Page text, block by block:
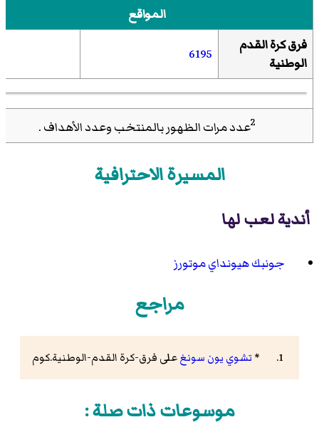
المواقع
فرق كرة القدم
الوطنية
6195
2عدد مرات الظهور بالمنتخب وعدد الأهداف .
المسيرة الاحترافية
أندية لعب لها
جونبك هيونداي موتورز
مراجع
* تشوي يون سونغعلى فرق-كرة القدم-الوطنية.كوم
موسوعات ذات صلة :